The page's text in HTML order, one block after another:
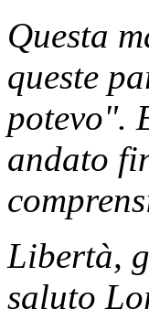
Questa
queste
potevo".
andato
Libertà,
saluto